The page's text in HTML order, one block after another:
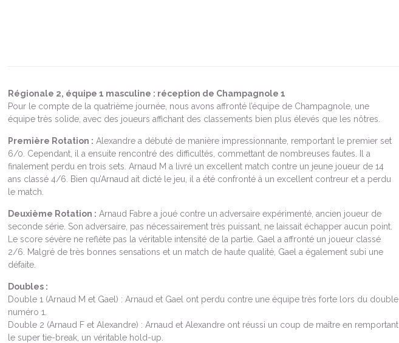
Régionale 2, équipe 1 masculine : réception de Champagnole 1
Pour le compte de la quatrième journée, nous avons affronté l’équipe de Champagnole, une
équipe très solide, avec des joueurs affichant des classements bien plus élevés que les nôtres.
Première Rotation : Alexandre a débuté de manière impressionnante, remportant le premier set
6/0. Cependant, il a ensuite rencontré des difficultés, commettant de nombreuses fautes. Il a
finalement perdu en trois sets. Arnaud M a livré un excellent match contre un jeune joueur de 14
ans classé 4/6. Bien qu’Arnaud ait dicté le jeu, il a été confronté à un excellent contreur et a perdu
le match.
Deuxième Rotation : Arnaud Fabre a joué contre un adversaire expérimenté, ancien joueur de
seconde série. Son adversaire, pas nécessairement très puissant, ne laissait échapper aucun point.
Le score sévère ne reflète pas la véritable intensité de la partie. Gael a affronté un joueur classé
2/6. Malgré de très bonnes sensations et un match de haute qualité, Gael a également subi une
défaite.
Doubles :
Double 1 (Arnaud M et Gael) : Arnaud et Gael ont perdu contre une équipe très forte lors du double
numéro 1.
Double 2 (Arnaud F et Alexandre) : Arnaud et Alexandre ont réussi un coup de maître en remportant
le super tie-break, un véritable hold-up.